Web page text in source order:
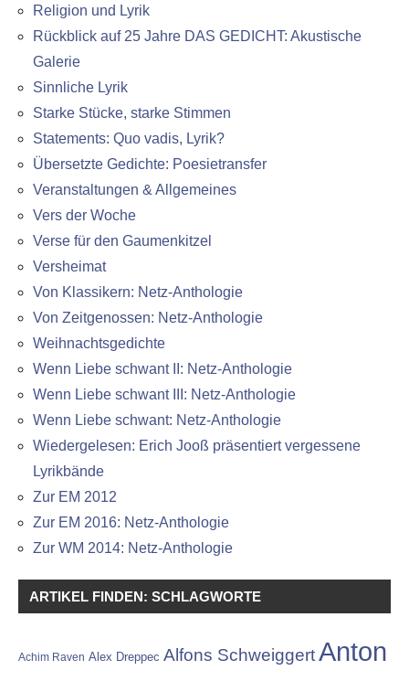
Religion und Lyrik
Rückblick auf 25 Jahre DAS GEDICHT: Akustische
Galerie
Sinnliche Lyrik
Starke Stücke, starke Stimmen
Statements: Quo vadis, Lyrik?
Übersetzte Gedichte: Poesietransfer
Veranstaltungen & Allgemeines
Vers der Woche
Verse für den Gaumenkitzel
Versheimat
Von Klassikern: Netz-Anthologie
Von Zeitgenossen: Netz-Anthologie
Weihnachtsgedichte
Wenn Liebe schwant II: Netz-Anthologie
Wenn Liebe schwant III: Netz-Anthologie
Wenn Liebe schwant: Netz-Anthologie
Wiedergelesen: Erich Jooß präsentiert vergessene
Lyrikbände
Zur EM 2012
Zur EM 2016: Netz-Anthologie
Zur WM 2014: Netz-Anthologie
ARTIKEL FINDEN: SCHLAGWORTE
Achim Raven Alex Dreppec Alfons SchweiggertAnton